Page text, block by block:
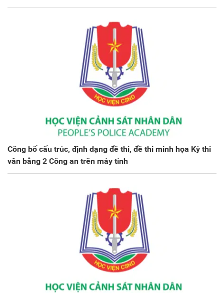
Công bố cấu trúc, định dạng đề thi, đề thi minh họa Kỳ thi
văn bằng 2 Công an trên máy tính